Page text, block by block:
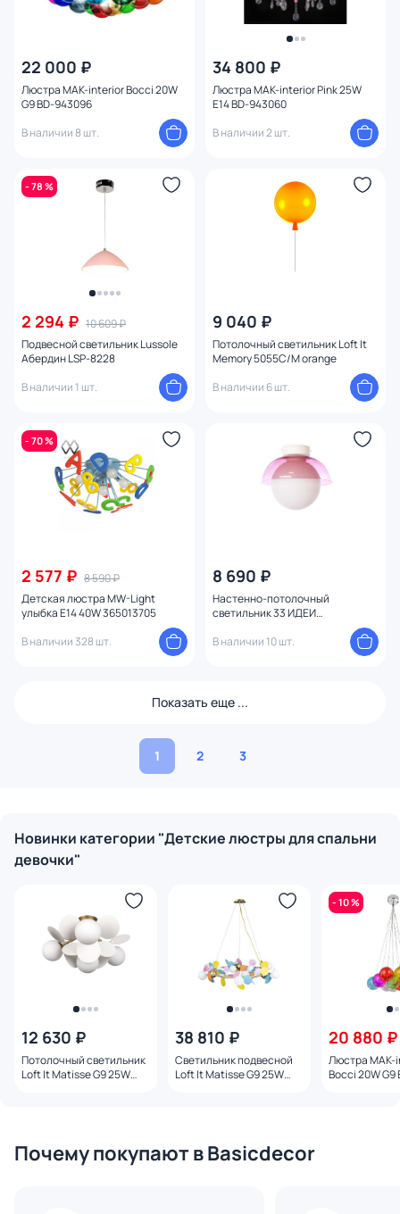
22 000 ₽
Люстра MAK-interior Bocci 20W
G9 BD-943096
В наличии 8 шт.
34 800 ₽
Люстра MAK-interior Pink 25W
E14 BD-943060
В наличии 2 шт.
- 78 %
2 294 ₽ 10 609 ₽
Подвесной светильник Lussole
Абердин LSP-8228
В наличии 1 шт.
9 040 ₽
Потолочный светильник Loft It
Memory 5055C/M orange
В наличии 6 шт.
- 70 %
2 577 ₽ 8 590 ₽
Детская люстра MW-Light
улыбка E14 40W 365013705
В наличии 328 шт.
8 690 ₽
Настенно-потолочный
светильник 33 ИДЕИ
В наличии 10 шт.
Показать еще ...
1 2 3
Новинки категории "Детские люстры для спальни
девочки"
12 630 ₽
Потолочный светильник
Loft It Matisse G9 25W
38 810 ₽
Светильник подвесной
Loft It Matisse G9 25W
- 10 %
20 880 ₽
Люстра
Bocci 20W G9
Почему покупают в Basicdecor